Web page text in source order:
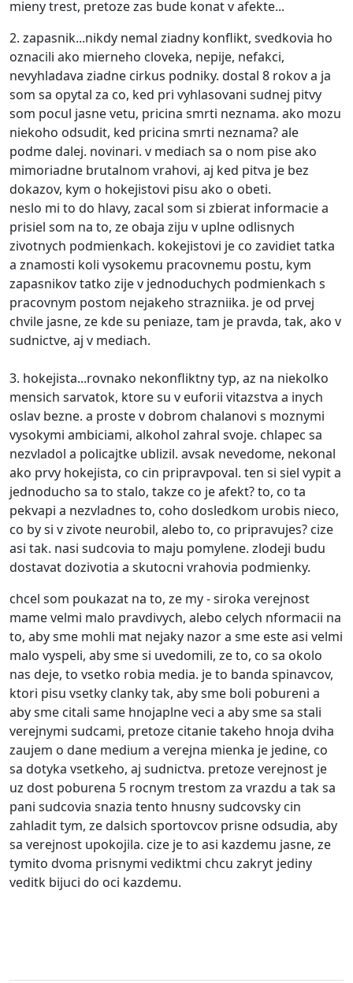
mieny trest, pretoze zas bude konat v afekte...
2. zapasnik...nikdy nemal ziadny konflikt, svedkovia ho
oznacili ako mierneho cloveka, nepije, nefakci,
nevyhladava ziadne cirkus podniky. dostal 8 rokov a ja
som sa opytal za co, ked pri vyhlasovani sudnej pitvy
som pocul jasne vetu, pricina smrti neznama. ako mozu
niekoho odsudit, ked pricina smrti neznama? ale
podme dalej. novinari. v mediach sa o nom pise ako
mimoriadne brutalnom vrahovi, aj ked pitva je bez
dokazov, kym o hokejistovi pisu ako o obeti.
neslo mi to do hlavy, zacal som si zbierat informacie a
prisiel som na to, ze obaja ziju v uplne odlisnych
zivotnych podmienkach. kokejistovi je co zavidiet tatka
a znamosti koli vysokemu pracovnemu postu, kym
zapasnikov tatko zije v jednoduchych podmienkach s
pracovnym postom nejakeho strazniika. je od prvej
chvile jasne, ze kde su peniaze, tam je pravda, tak, ako v
sudnictve, aj v mediach.
3. hokejista...rovnako nekonfliktny typ, az na niekolko
mensich sarvatok, ktore su v euforii vitazstva a inych
oslav bezne. a proste v dobrom chalanovi s moznymi
vysokymi ambiciami, alkohol zahral svoje. chlapec sa
nezvladol a policajtke ublizil. avsak nevedome, nekonal
ako prvy hokejista, co cin pripravpoval. ten si siel vypit a
jednoducho sa to stalo, takze co je afekt? to, co ta
pekvapi a nezvladnes to, coho dosledkom urobis nieco,
co by si v zivote neurobil, alebo to, co pripravujes? cize
asi tak. nasi sudcovia to maju pomylene. zlodeji budu
dostavat dozivotia a skutocni vrahovia podmienky.
chcel som poukazat na to, ze my - siroka verejnost
mame velmi malo pravdivych, alebo celych nformacii na
to, aby sme mohli mat nejaky nazor a sme este asi velmi
malo vyspeli, aby sme si uvedomili, ze to, co sa okolo
nas deje, to vsetko robia media. je to banda spinavcov,
ktori pisu vsetky clanky tak, aby sme boli pobureni a
aby sme citali same hnojaplne veci a aby sme sa stali
verejnymi sudcami, pretoze citanie takeho hnoja dviha
zaujem o dane medium a verejna mienka je jedine, co
sa dotyka vsetkeho, aj sudnictva. pretoze verejnost je
uz dost poburena 5 rocnym trestom za vrazdu a tak sa
pani sudcovia snazia tento hnusny sudcovsky cin
zahladit tym, ze dalsich sportovcov prisne odsudia, aby
sa verejnost upokojila. cize je to asi kazdemu jasne, ze
tymito dvoma prisnymi vediktmi chcu zakryt jediny
veditk bijuci do oci kazdemu.